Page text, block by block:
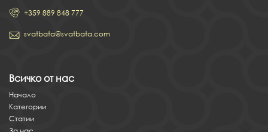
+359 889 848 777
svatbata@svatbata.com
Всичко от нас
Начало
Категории
Статии